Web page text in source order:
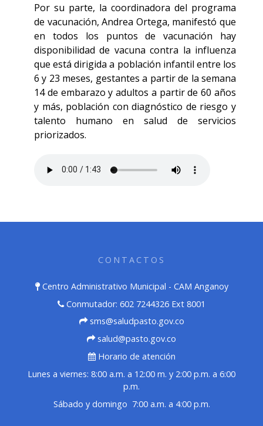
Por su parte, la coordinadora del programa
de vacunación, Andrea Ortega, manifestó que
en todos los puntos de vacunación hay
disponibilidad de vacuna contra la influenza
que está dirigida a población infantil entre los
6 y 23 meses, gestantes a partir de la semana
14 de embarazo y adultos a partir de 60 años
y más, población con diagnóstico de riesgo y
talento humano en salud de servicios
priorizados.
CONTACTOS
Centro Administrativo Municipal - CAM Anganoy
Conmutador: 602 7244326 Ext 8001
sms@saludpasto.gov.co
salud@pasto.gov.co
Horario de atención
Lunes a viernes: 8:00 a.m. a 12:00 m. y 2:00 p.m. a 6:00
p.m.
Sábado y domingo 7:00 a.m. a 4:00 p.m.